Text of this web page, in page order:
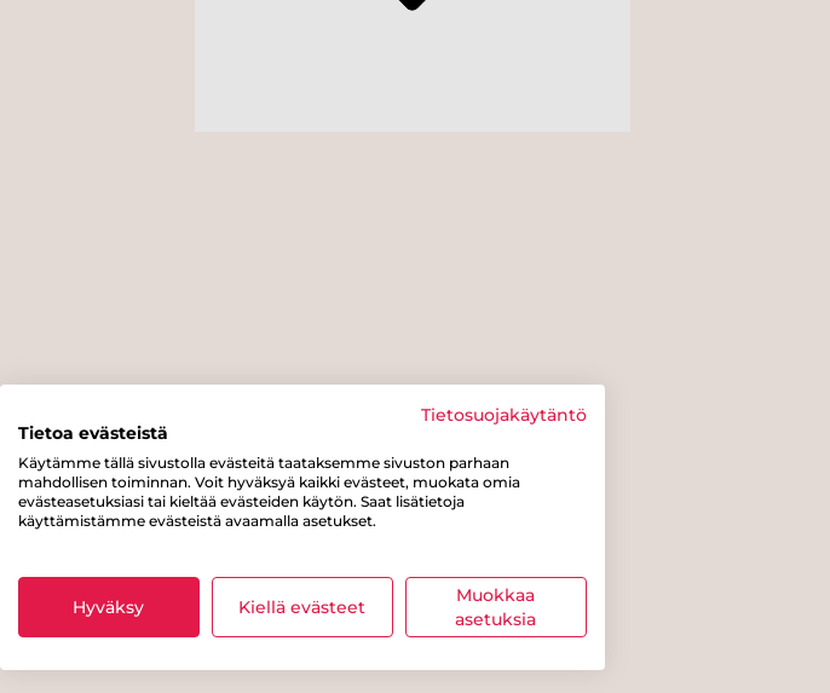
Tietosuojakäytäntö
Tietoa evästeistä
Käytämme tällä sivustolla evästeitä taataksemme sivuston parhaan
mahdollisen toiminnan. Voit hyväksyä kaikki evästeet, muokata omia
evästeasetuksiasi tai kieltää evästeiden käytön. Saat lisätietoja
käyttämistämme evästeistä avaamalla asetukset.
Hyväksy Kiellä evästeet
Muokkaa
asetuksia